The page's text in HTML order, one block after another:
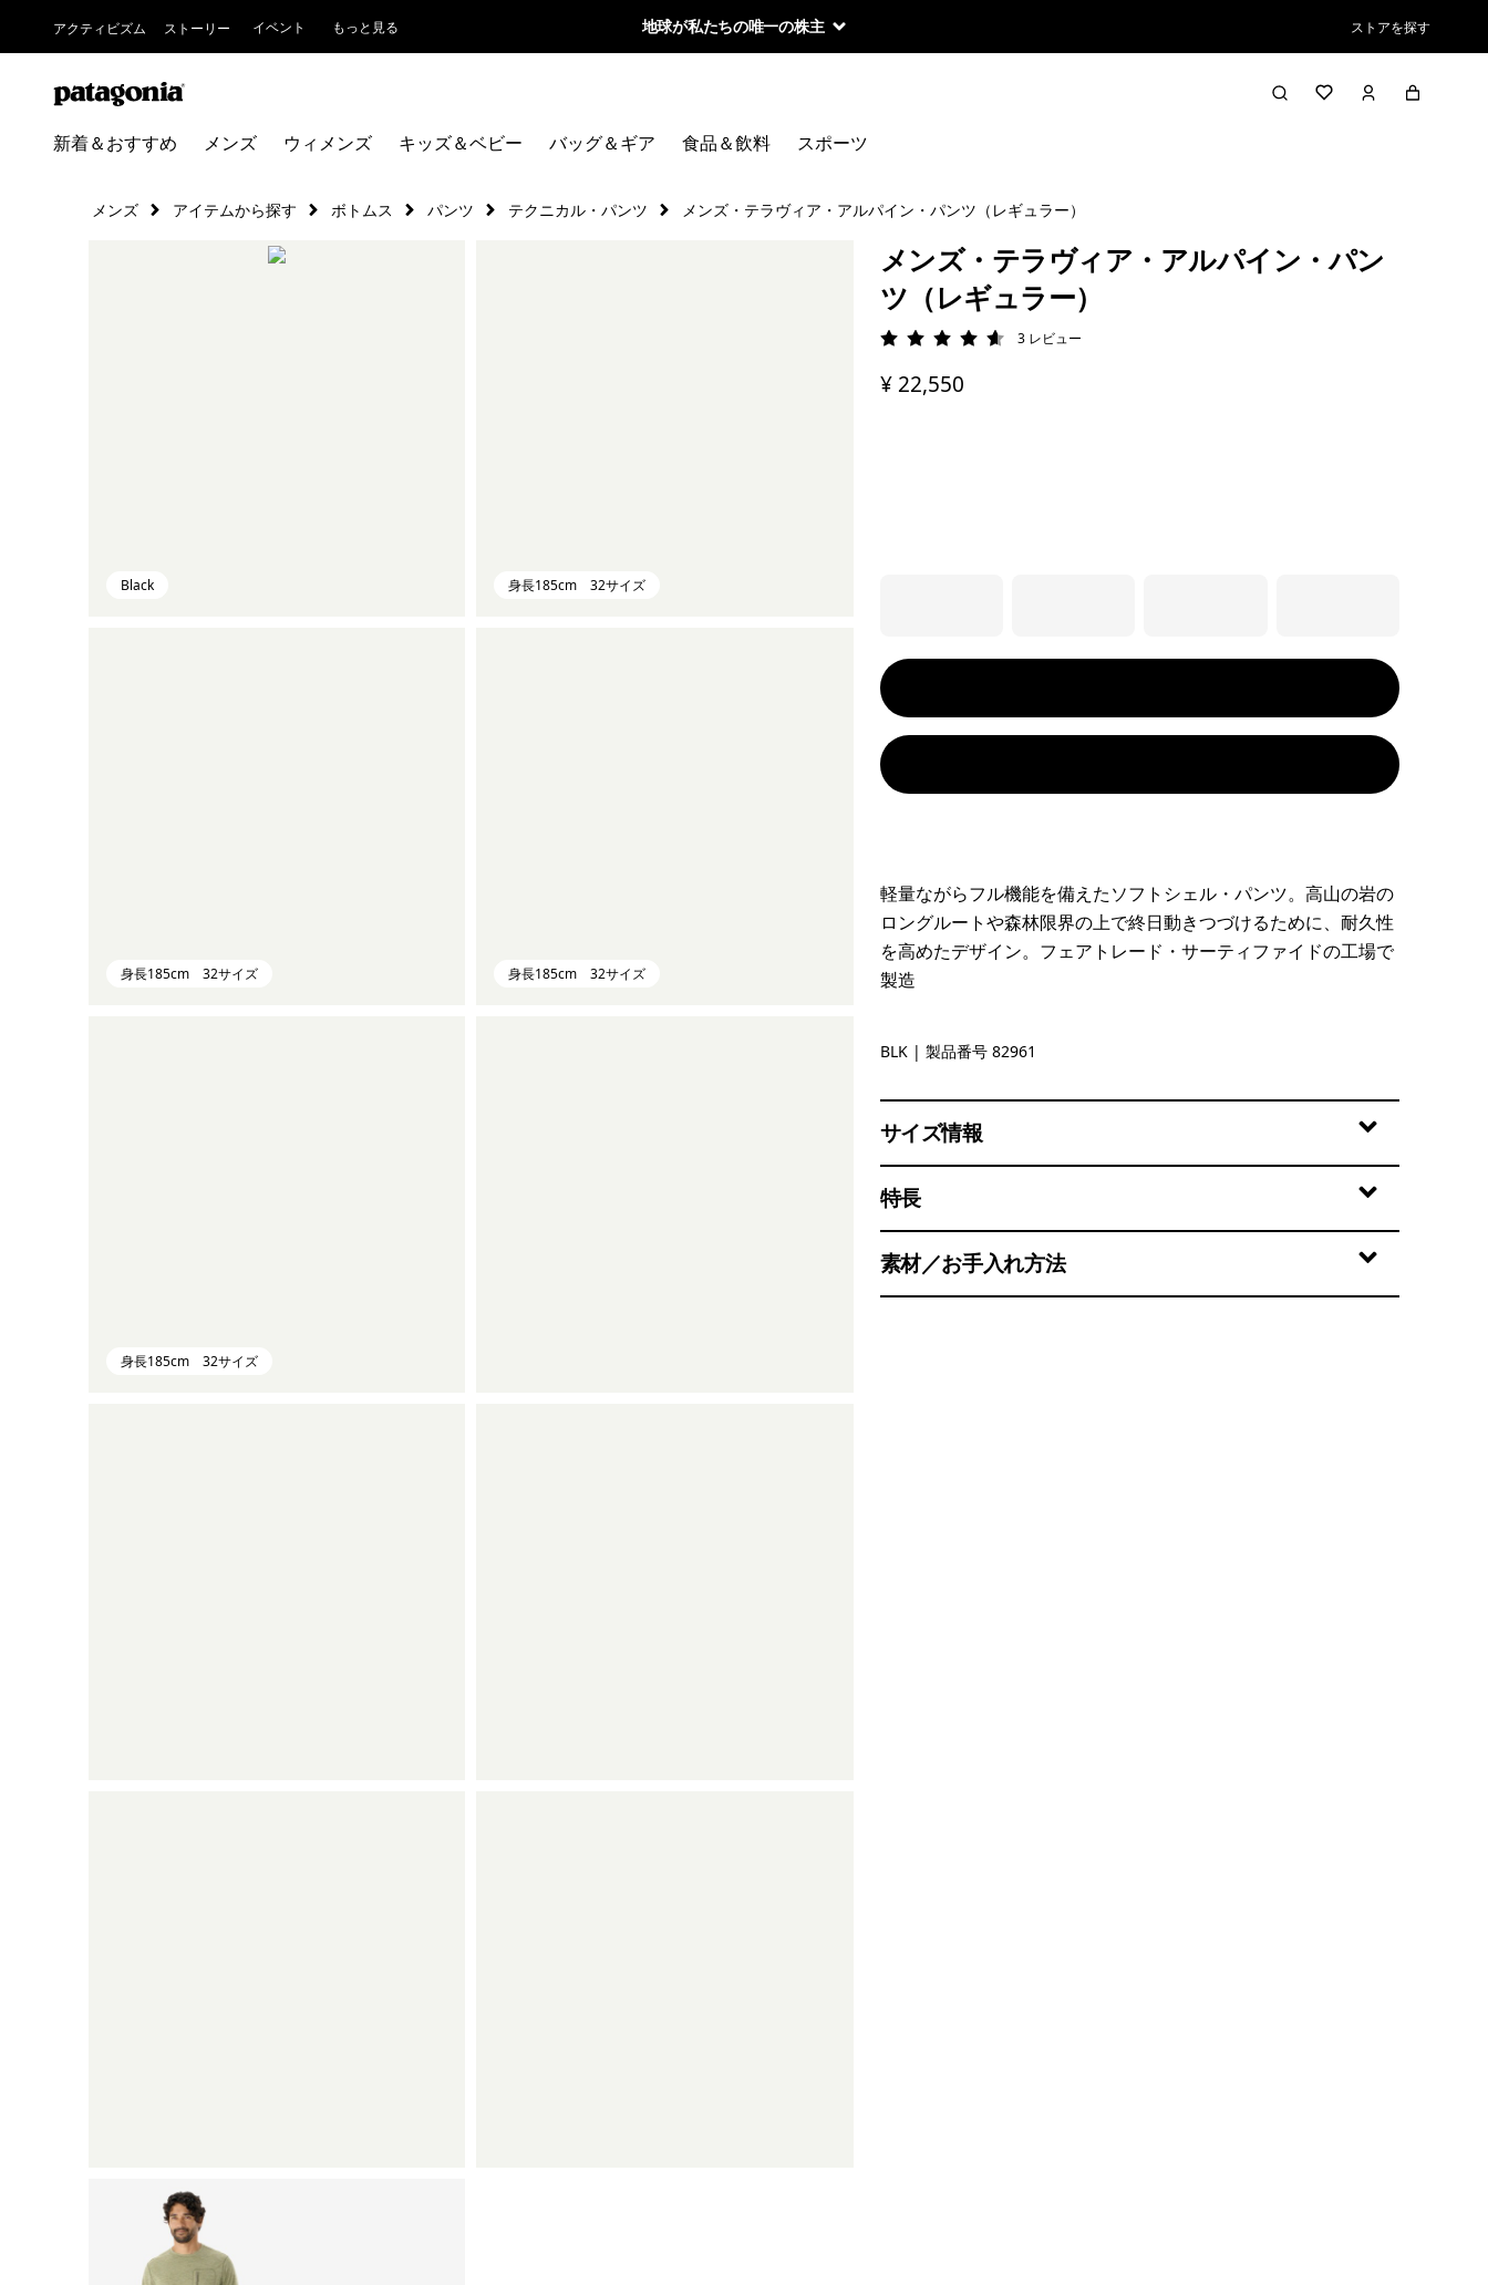
アクティビズム ストーリー イベント もっと見る 地球が私たちの唯一の株主 ストアを探す
新着＆おすすめ メンズ ウィメンズ キッズ＆ベビー バッグ＆ギア 食品＆飲料 スポーツ
メンズ アイテムから探す ボトムス パンツ テクニカル・パンツ メンズ・テラヴィア・アルパイン・パンツ（レギュラー）
Black 身長185cm 32サイズ
身長185cm 32サイズ 身長185cm 32サイズ
身長185cm 32サイズ
メンズ・テラヴィア・アルパイン・パン
ツ（レギュラー）
評価: 4.7 / 5
3 レビュー
¥ 22,550
軽量ながらフル機能を備えたソフトシェル・パンツ。高山の岩の
ロングルートや森林限界の上で終日動きつづけるために、耐久性
を高めたデザイン。フェアトレード・サーティファイドの工場で
製造
Black
BLK | 製品番号 82961
サイズ情報
特長
素材／お手入れ方法